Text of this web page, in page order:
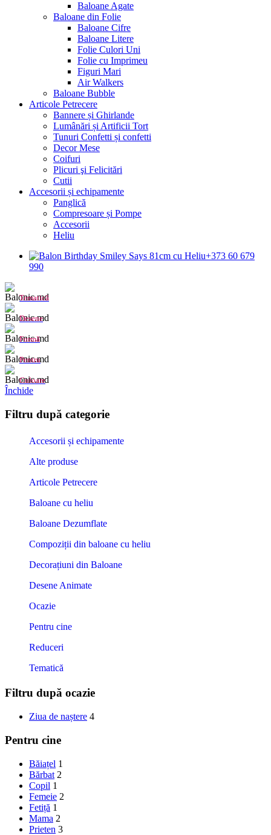
Baloane Agate
Baloane din Folie
Baloane Cifre
Baloane Litere
Folie Culori Uni
Folie cu Imprimeu
Figuri Mari
Air Walkers
Baloane Bubble
Articole Petrecere
Bannere și Ghirlande
Lumânări și Artificii Tort
Tunuri Confetti și confetti
Decor Mese
Coifuri
Plicuri şi Felicitări
Cutii
Accesorii și echipamente
Panglică
Compresoare și Pompe
Accesorii
Heliu
+373 60 679
990
Tematică
Desene
Formă
Pentru
Culoare
Închide
Filtru după categorie
Accesorii și echipamente
Alte produse
Articole Petrecere
Baloane cu heliu
Baloane Dezumflate
Compoziții din baloane cu heliu
Decorațiuni din Baloane
Desene Animate
Ocazie
Pentru cine
Reduceri
Tematică
Filtru după ocazie
Ziua de naștere 4
Pentru cine
Băiațel 1
Bărbat 2
Copil 1
Femeie 2
Fetiță 1
Mama 2
Prieten 3